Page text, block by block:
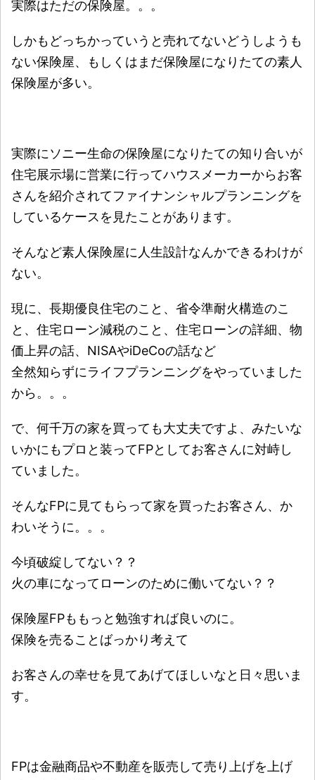
実際はただの保険屋。。。
しかもどっちかっていうと売れてないどうしようも
ない保険屋、もしくはまだ保険屋になりたての素人
保険屋が多い。
実際にソニー生命の保険屋になりたての知り合いが
住宅展示場に営業に行ってハウスメーカーからお客
さんを紹介されてファイナンシャルプランニングを
しているケースを見たことがあります。
そんなど素人保険屋に人生設計なんかできるわけが
ない。
現に、長期優良住宅のこと、省令準耐火構造のこ
と、住宅ローン減税のこと、住宅ローンの詳細、物
価上昇の話、NISAやiDeCoの話など
全然知らずにライフプランニングをやっていました
から。。。
で、何千万の家を買っても大丈夫ですよ、みたいな
いかにもプロと装ってFPとしてお客さんに対峙し
ていました。
そんなFPに見てもらって家を買ったお客さん、か
わいそうに。。。
今頃破綻してない？？
火の車になってローンのために働いてない？？
保険屋FPももっと勉強すれば良いのに。
保険を売ることばっかり考えて
お客さんの幸せを見てあげてほしいなと日々思いま
す。
FPは金融商品や不動産を販売して売り上げを上げ